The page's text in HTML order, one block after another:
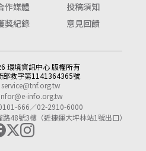
作媒體
投稿須知
獎紀錄 意見回饋
環境資訊中心 版權所有
部救字第1141364365號
service@tnf.org.tw
infor@e-info.org.tw
666／02-2910-6000
48號3樓（近捷運大坪林站1號出口）